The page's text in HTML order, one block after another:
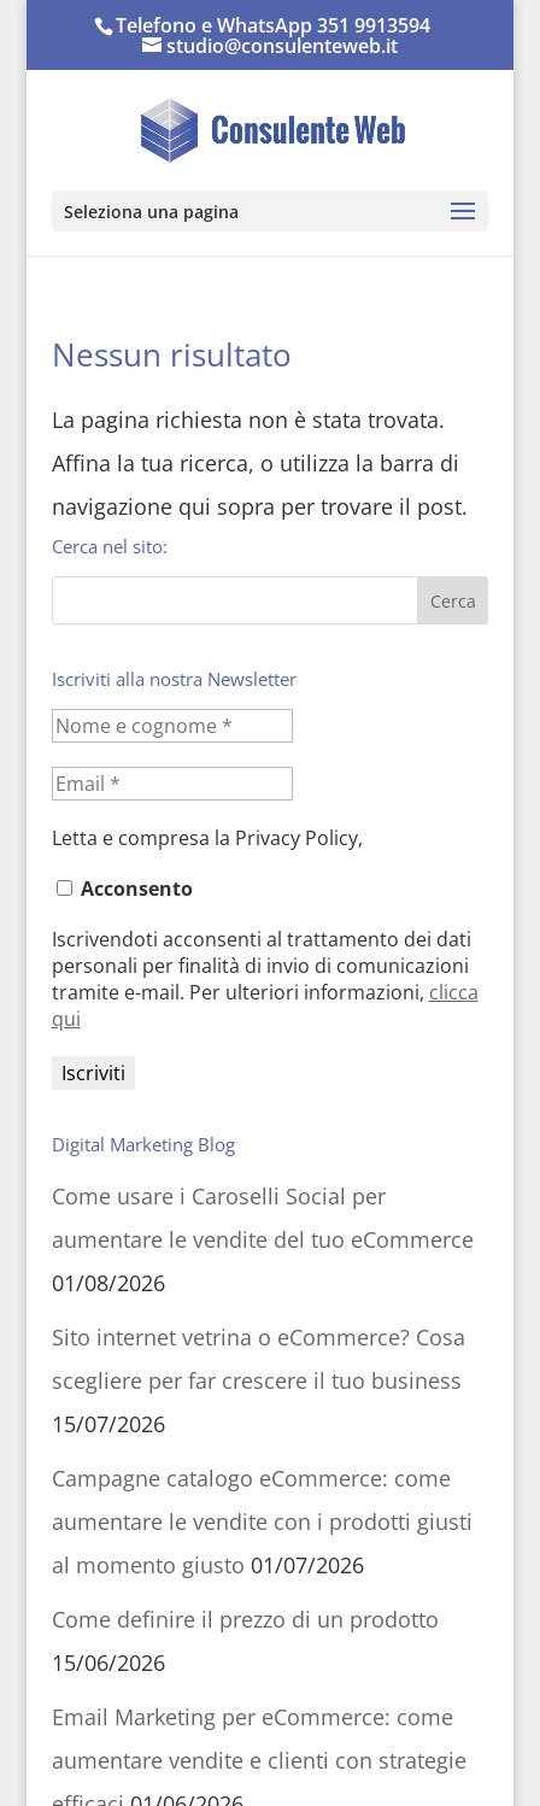
Telefono e WhatsApp 351 9913594
studio@consulenteweb.it
Seleziona una pagina
Nessun risultato
La pagina richiesta non è stata trovata.
Affina la tua ricerca, o utilizza la barra di
navigazione qui sopra per trovare il post.
Cerca nel sito:
Iscriviti alla nostra Newsletter
Letta e compresa la Privacy Policy,
Acconsento
Iscrivendoti acconsenti al trattamento dei dati
personali per finalità di invio di comunicazioni
tramite e-mail. Per ulteriori informazioni, clicca
qui
Digital Marketing Blog
Come usare i Caroselli Social per
aumentare le vendite del tuo eCommerce
01/08/2026
Sito internet vetrina o eCommerce? Cosa
scegliere per far crescere il tuo business
15/07/2026
Campagne catalogo eCommerce: come
aumentare le vendite con i prodotti giusti
al momento giusto 01/07/2026
Come definire il prezzo di un prodotto
15/06/2026
Email Marketing per eCommerce: come
aumentare vendite e clienti con strategie